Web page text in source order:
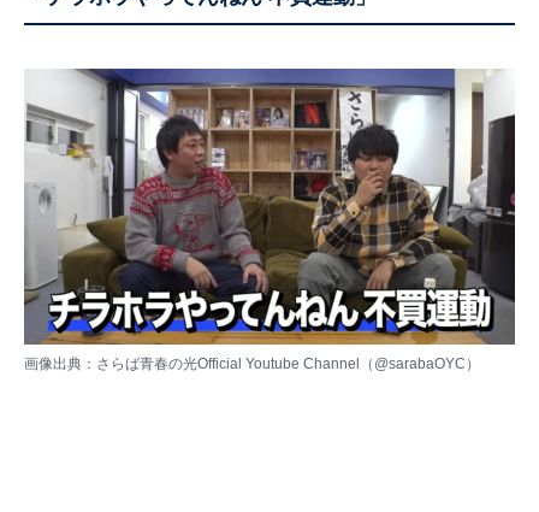
画像出典：さらば青春の光Official Youtube Channel（ @sarabaOYC ）